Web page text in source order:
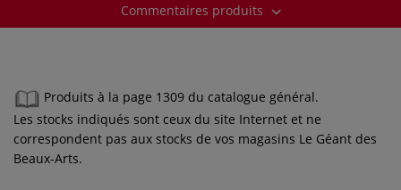
Commentaires produits
Produits à la page 1309 du catalogue général.
Les stocks indiqués sont ceux du site Internet et ne
correspondent pas aux stocks de vos magasins Le Géant des
Beaux-Arts.